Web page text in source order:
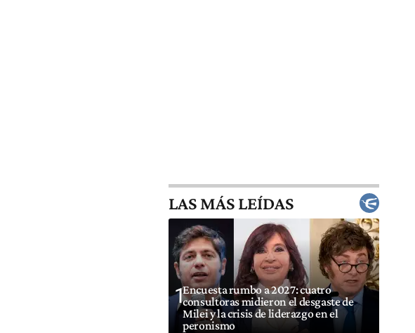
LAS MÁS LEÍDAS
1Encuesta rumbo a 2027: cuatro
consultoras midieron el desgaste de
Milei y la crisis de liderazgo en el
peronismo